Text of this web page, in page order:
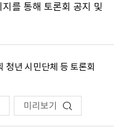
를 통해 토론회 공지 및
청년 시민단체 등 토론회
미리보기